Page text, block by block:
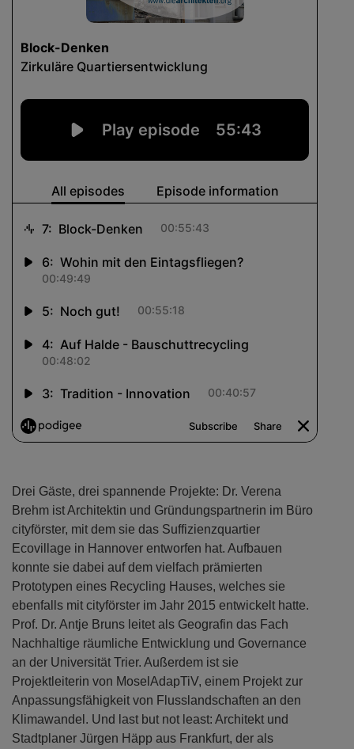
Drei Gäste, drei spannende Projekte: Dr. Verena
Brehm ist Architektin und Gründungspartnerin im Büro
cityförster, mit dem sie das Suffizienzquartier
Ecovillage in Hannover entworfen hat. Aufbauen
konnte sie dabei auf dem vielfach prämierten
Prototypen eines Recycling Hauses, welches sie
ebenfalls mit cityförster im Jahr 2015 entwickelt hatte.
Prof. Dr. Antje Bruns leitet als Geografin das Fach
Nachhaltige räumliche Entwicklung und Governance
an der Universität Trier. Außerdem ist sie
Projektleiterin von MoselAdapTiV, einem Projekt zur
Anpassungsfähigkeit von Flusslandschaften an den
Klimawandel. Und last but not least: Architekt und
Stadtplaner Jürgen Häpp aus Frankfurt, der als